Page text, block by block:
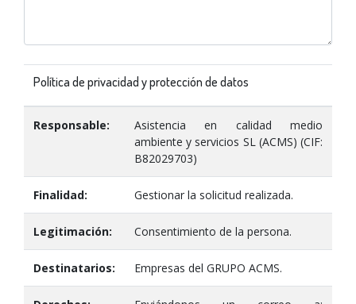
Política de privacidad y protección de datos
Responsable:
Asistencia en calidad medio
ambiente y servicios SL (ACMS) (CIF:
B82029703)
Finalidad: Gestionar la solicitud realizada.
Legitimación: Consentimiento de la persona.
Destinatarios: Empresas del GRUPO ACMS.